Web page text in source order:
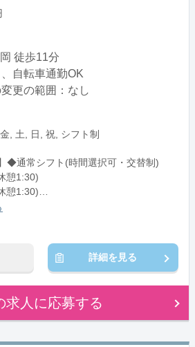
徒歩11分
自転車通勤OK
更の範囲：なし
, 土, 日, 祝, シフト制
◆通常シフト(時間選択可・交替制)
憩1:30)
憩1:30)
憩1:30)
詳細を見る
求人に応募する